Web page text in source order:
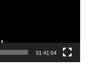
01:41:54